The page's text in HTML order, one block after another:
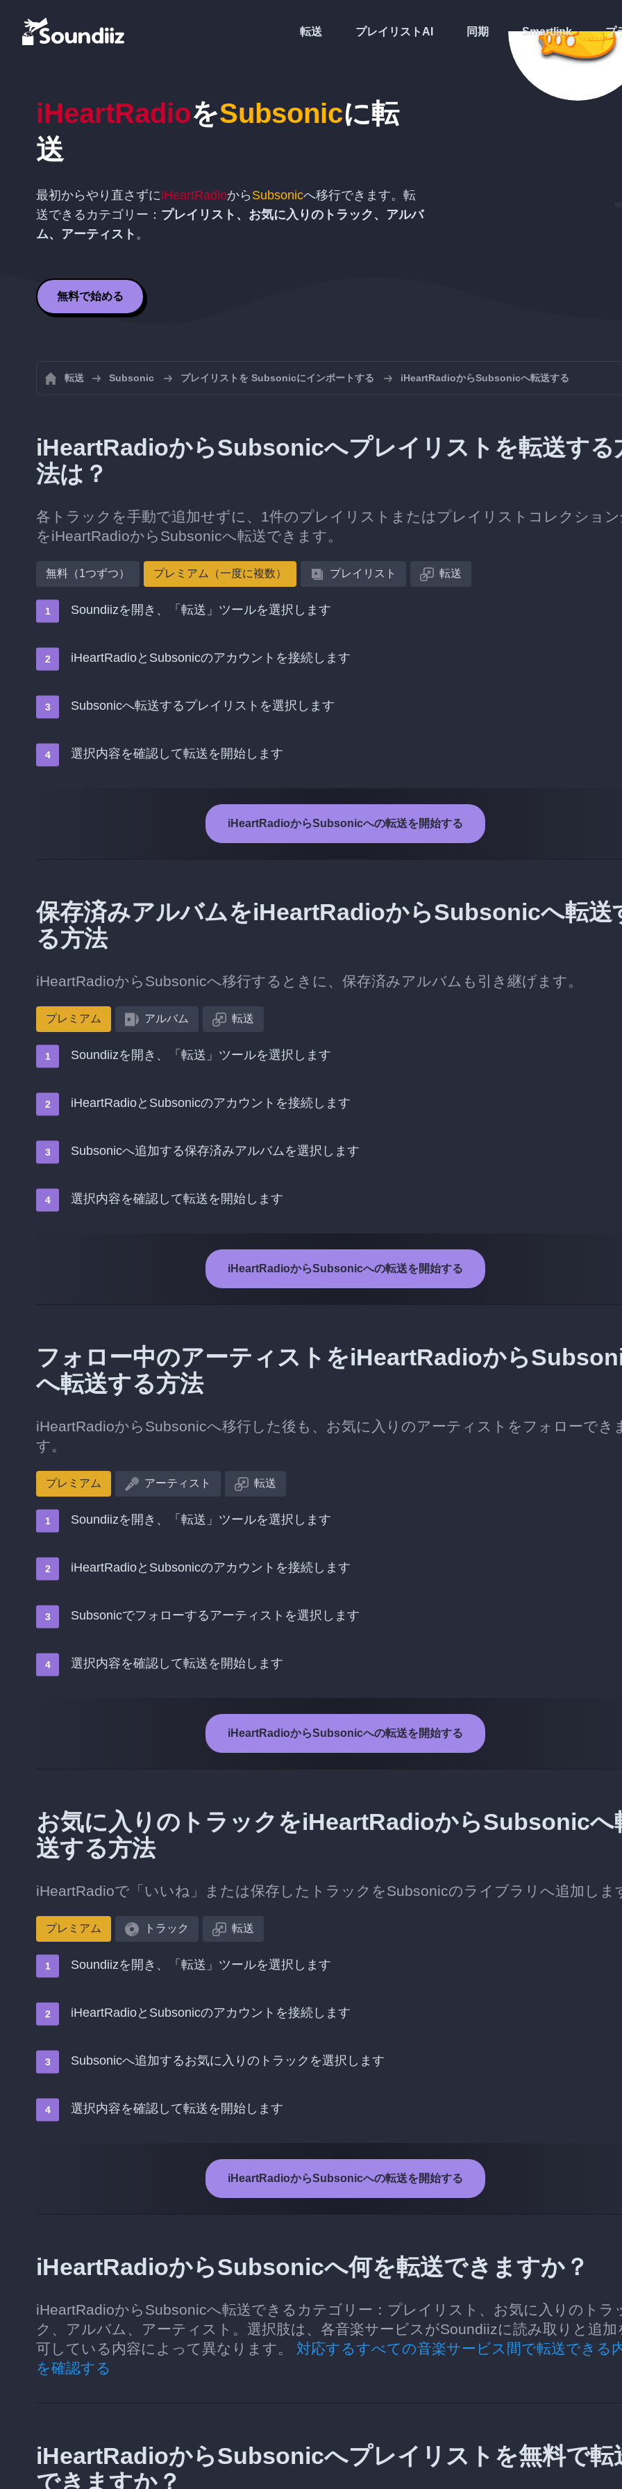
転送 プレイリストAI 同期 Smartlink プ
iHeartRadioをSubsonicに転
送
最初からやり直さずにiHeartRadioから Subsonicへ移行できます。転
送できるカテゴリー： プレイリスト、お気に入りのトラック、アルバ
ム、アーティスト 。
無料で始める
転送 Subsonic プレイリストを Subsonicにインポートする iHeartRadioからSubsonicへ転送する
iHeartRadioからSubsonicへプレイリストを転送する
法は？
各トラックを手動で追加せずに、1件のプレイリストまたはプレイリストコレクショ
をiHeartRadioからSubsonicへ転送できます。
無料（1つずつ） プレミアム（一度に複数） プレイリスト 転送
Soundiizを開き、「転送」ツールを選択します
iHeartRadioとSubsonicのアカウントを接続します
Subsonicへ転送するプレイリストを選択します
選択内容を確認して転送を開始します
iHeartRadioからSubsonicへの転送を開始する
保存済みアルバムをiHeartRadioからSubsonicへ転送
る方法
iHeartRadioからSubsonicへ移行するときに、保存済みアルバムも引き継げます。
プレミアム アルバム 転送
Soundiizを開き、「転送」ツールを選択します
iHeartRadioとSubsonicのアカウントを接続します
Subsonicへ追加する保存済みアルバムを選択します
選択内容を確認して転送を開始します
iHeartRadioからSubsonicへの転送を開始する
フォロー中のアーティストをiHeartRadioから
へ転送する方法
iHeartRadioからSubsonicへ移行した後も、お気に入りのアーティストをフォローでき
す。
プレミアム アーティスト 転送
Soundiizを開き、「転送」ツールを選択します
iHeartRadioとSubsonicのアカウントを接続します
Subsonicでフォローするアーティストを選択します
選択内容を確認して転送を開始します
iHeartRadioからSubsonicへの転送を開始する
お気に入りのトラックをiHeartRadioからSubsonicへ
送する方法
iHeartRadioで「いいね」または保存したトラックをSubsonicのライブラリへ追加しま
プレミアム トラック 転送
Soundiizを開き、「転送」ツールを選択します
iHeartRadioとSubsonicのアカウントを接続します
Subsonicへ追加するお気に入りのトラックを選択します
選択内容を確認して転送を開始します
iHeartRadioからSubsonicへの転送を開始する
iHeartRadioからSubsonicへ何を転送できますか？
iHeartRadioからSubsonicへ転送できるカテゴリー：プレイリスト、お気に入りのトラ
ク、アルバム、アーティスト。選択肢は、各音楽サービスがSoundiizに読み取りと追加
可している内容によって異なります。 対応するすべての音楽サービス間で転送できる
を確認する
iHeartRadioからSubsonicへプレイリストを無料で転
できますか？